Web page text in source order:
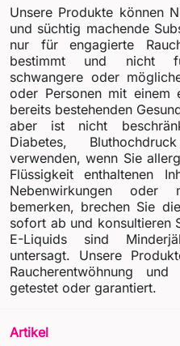
Unsere Produkte können
und süchtig machende
nur für engagierte
bestimmt und nicht
schwangere oder
oder Personen mit einem
bereits bestehenden
aber ist nicht
Diabetes,
verwenden, wenn Sie
Flüssigkeit enthaltenen
Nebenwirkungen oder
bemerken, brechen Sie
sofort ab und konsultieren
E-Liquids sind
untersagt. Unsere
Raucherentwöhnung
getestet oder garantiert.
Artikel